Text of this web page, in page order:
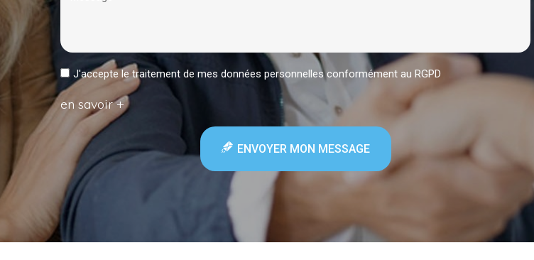
J'accepte le traitement de mes données personnelles conformément au RGPD
en savoir +
ENVOYER MON MESSAGE